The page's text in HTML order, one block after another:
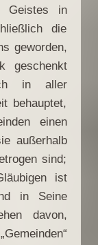
Geistes in
die
geworden,
geschenkt
in aller
behauptet,
einen
außerhalb
sind;
ist
in Seine
davon,